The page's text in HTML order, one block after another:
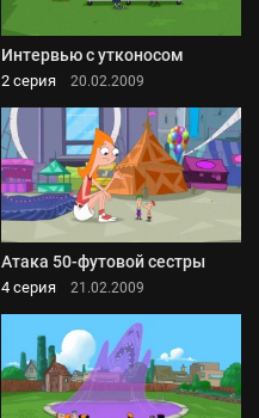
Интервью с утконосом
2 серия 20.02.2009
Атака 50-футовой сестры
4 серия 21.02.2009